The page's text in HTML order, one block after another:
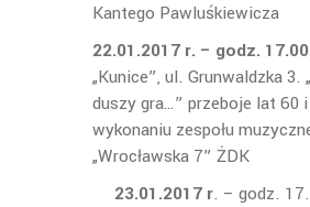
Kantego Pawluśkiewicza
22.01.2017 r. – godz. 17.00
„Kunice”, ul. Grunwaldzka 3.
duszy gra…” przeboje lat 60
wykonaniu zespołu
„Wrocławska 7” ŻDK
23.01.2017 r. – godz.